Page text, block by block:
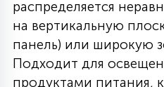
распределяется
на вертикальную
панель) или широкую
Подходит для
продуктами питания,